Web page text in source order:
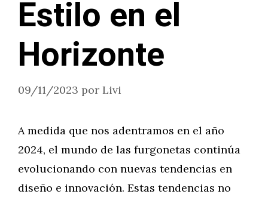
Estilo en el
Horizonte
09/11/2023 por Livi
A medida que nos adentramos en el año
2024, el mundo de las furgonetas continúa
evolucionando con nuevas tendencias en
diseño e innovación. Estas tendencias no